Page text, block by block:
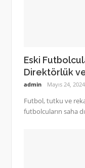
Eski
Direktörlük
admin Mayıs 24, 2024
Futbol, tutku ve
futbolcuların saha